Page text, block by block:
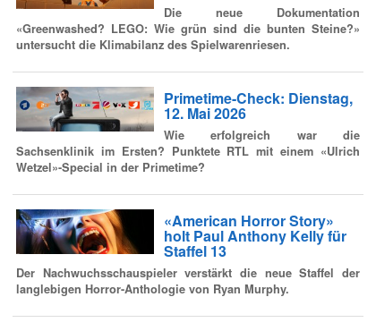
Die neue Dokumentation
«Greenwashed? LEGO: Wie grün sind die bunten Steine?»
untersucht die Klimabilanz des Spielwarenriesen.
Primetime-Check: Dienstag,
12. Mai 2026
Wie erfolgreich war die
Sachsenklinik im Ersten? Punktete RTL mit einem «Ulrich
Wetzel»-Special in der Primetime?
«American Horror Story»
holt Paul Anthony Kelly für
Staffel 13
Der Nachwuchsschauspieler verstärkt die neue Staffel der
langlebigen Horror-Anthologie von Ryan Murphy.